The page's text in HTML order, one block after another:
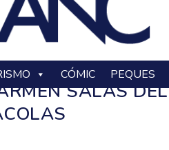
CÓMIC PEQUES
SALAS DEL